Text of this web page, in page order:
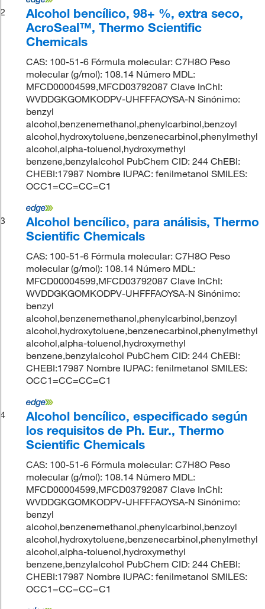
2
Alcohol bencílico, 98+ %, extra seco,
AcroSeal™, Thermo Scientific
Chemicals
CAS: 100-51-6 Fórmula molecular: C7H8O Peso
molecular (g/mol): 108.14 Número MDL:
MFCD00004599,MFCD03792087 Clave InChI:
WVDDGKGOMKODPV-UHFFFAOYSA-N Sinónimo:
benzyl
alcohol,benzenemethanol,phenylcarbinol,benzoyl
alcohol,hydroxytoluene,benzenecarbinol,phenylmethyl
alcohol,alpha-toluenol,hydroxymethyl
benzene,benzylalcohol PubChem CID: 244 ChEBI:
CHEBI:17987 Nombre IUPAC: fenilmetanol SMILES:
OCC1=CC=CC=C1
3
Alcohol bencílico, para análisis, Thermo
Scientific Chemicals
CAS: 100-51-6 Fórmula molecular: C7H8O Peso
molecular (g/mol): 108.14 Número MDL:
MFCD00004599,MFCD03792087 Clave InChI:
WVDDGKGOMKODPV-UHFFFAOYSA-N Sinónimo:
benzyl
alcohol,benzenemethanol,phenylcarbinol,benzoyl
alcohol,hydroxytoluene,benzenecarbinol,phenylmethyl
alcohol,alpha-toluenol,hydroxymethyl
benzene,benzylalcohol PubChem CID: 244 ChEBI:
CHEBI:17987 Nombre IUPAC: fenilmetanol SMILES:
OCC1=CC=CC=C1
4
Alcohol bencílico, especificado según
los requisitos de Ph. Eur., Thermo
Scientific Chemicals
CAS: 100-51-6 Fórmula molecular: C7H8O Peso
molecular (g/mol): 108.14 Número MDL:
MFCD00004599,MFCD03792087 Clave InChI:
WVDDGKGOMKODPV-UHFFFAOYSA-N Sinónimo:
benzyl
alcohol,benzenemethanol,phenylcarbinol,benzoyl
alcohol,hydroxytoluene,benzenecarbinol,phenylmethyl
alcohol,alpha-toluenol,hydroxymethyl
benzene,benzylalcohol PubChem CID: 244 ChEBI:
CHEBI:17987 Nombre IUPAC: fenilmetanol SMILES:
OCC1=CC=CC=C1